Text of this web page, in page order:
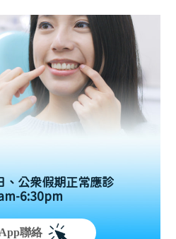
、公眾假期正常應診
6:30pm
聯絡